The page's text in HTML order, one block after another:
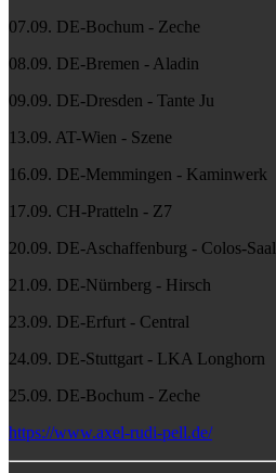
07.09. DE-Bochum - Zeche
08.09. DE-Bremen - Aladin
09.09. DE-Dresden - Tante Ju
13.09. AT-Wien - Szene
16.09. DE-Memmingen - Kaminwerk
17.09. CH-Pratteln - Z7
20.09. DE-Aschaffenburg - Colos-Saal
21.09. DE-Nürnberg - Hirsch
23.09. DE-Erfurt - Central
24.09. DE-Stuttgart - LKA Longhorn
25.09. DE-Bochum - Zeche
https://www.axel-rudi-pell.de/